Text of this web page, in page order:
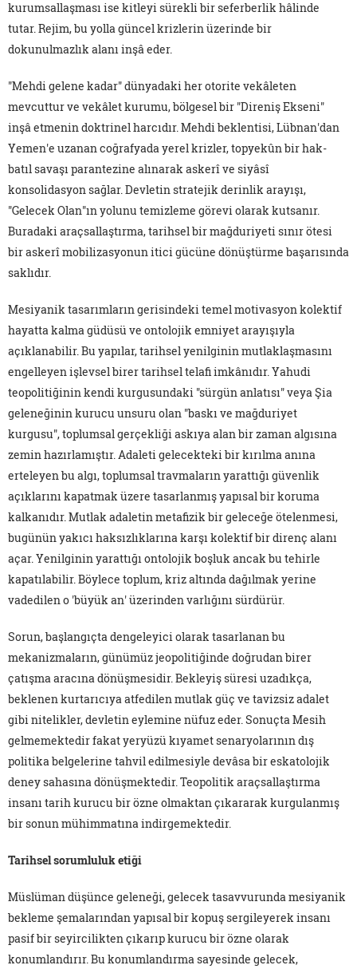
kurumsallaşması ise kitleyi sürekli bir seferberlik hâlinde
tutar. Rejim, bu yolla güncel krizlerin üzerinde bir
dokunulmazlık alanı inşâ eder.
"Mehdi gelene kadar" dünyadaki her otorite vekâleten
mevcuttur ve vekâlet kurumu, bölgesel bir "Direniş Ekseni"
inşâ etmenin doktrinel harcıdır. Mehdi beklentisi, Lübnan'dan
Yemen'e uzanan coğrafyada yerel krizler, topyekûn bir hak-
batıl savaşı parantezine alınarak askerî ve siyâsî
konsolidasyon sağlar. Devletin stratejik derinlik arayışı,
"Gelecek Olan"ın yolunu temizleme görevi olarak kutsanır.
Buradaki araçsallaştırma, tarihsel bir mağduriyeti sınır ötesi
bir askerî mobilizasyonun itici gücüne dönüştürme başarısında
saklıdır.
Mesiyanik tasarımların gerisindeki temel motivasyon kolektif
hayatta kalma güdüsü ve ontolojik emniyet arayışıyla
açıklanabilir. Bu yapılar, tarihsel yenilginin mutlaklaşmasını
engelleyen işlevsel birer tarihsel telafi imkânıdır. Yahudi
teopolitiğinin kendi kurgusundaki "sürgün anlatısı" veya Şia
geleneğinin kurucu unsuru olan "baskı ve mağduriyet
kurgusu", toplumsal gerçekliği askıya alan bir zaman algısına
zemin hazırlamıştır. Adaleti gelecekteki bir kırılma anına
erteleyen bu algı, toplumsal travmaların yarattığı güvenlik
açıklarını kapatmak üzere tasarlanmış yapısal bir koruma
kalkanıdır. Mutlak adaletin metafizik bir geleceğe ötelenmesi,
bugünün yakıcı haksızlıklarına karşı kolektif bir direnç alanı
açar. Yenilginin yarattığı ontolojik boşluk ancak bu tehirle
kapatılabilir. Böylece toplum, kriz altında dağılmak yerine
vadedilen o 'büyük an' üzerinden varlığını sürdürür.
Sorun, başlangıçta dengeleyici olarak tasarlanan bu
mekanizmaların, günümüz jeopolitiğinde doğrudan birer
çatışma aracına dönüşmesidir. Bekleyiş süresi uzadıkça,
beklenen kurtarıcıya atfedilen mutlak güç ve tavizsiz adalet
gibi nitelikler, devletin eylemine nüfuz eder. Sonuçta Mesih
gelmemektedir fakat yeryüzü kıyamet senaryolarının dış
politika belgelerine tahvil edilmesiyle devâsa bir eskatolojik
deney sahasına dönüşmektedir. Teopolitik araçsallaştırma
insanı tarih kurucu bir özne olmaktan çıkararak kurgulanmış
bir sonun mühimmatına indirgemektedir.
Tarihsel sorumluluk etiği
Müslüman düşünce geleneği, gelecek tasavvurunda mesiyanik
bekleme şemalarından yapısal bir kopuş sergileyerek insanı
pasif bir seyircilikten çıkarıp kurucu bir özne olarak
konumlandırır. Bu konumlandırma sayesinde gelecek,